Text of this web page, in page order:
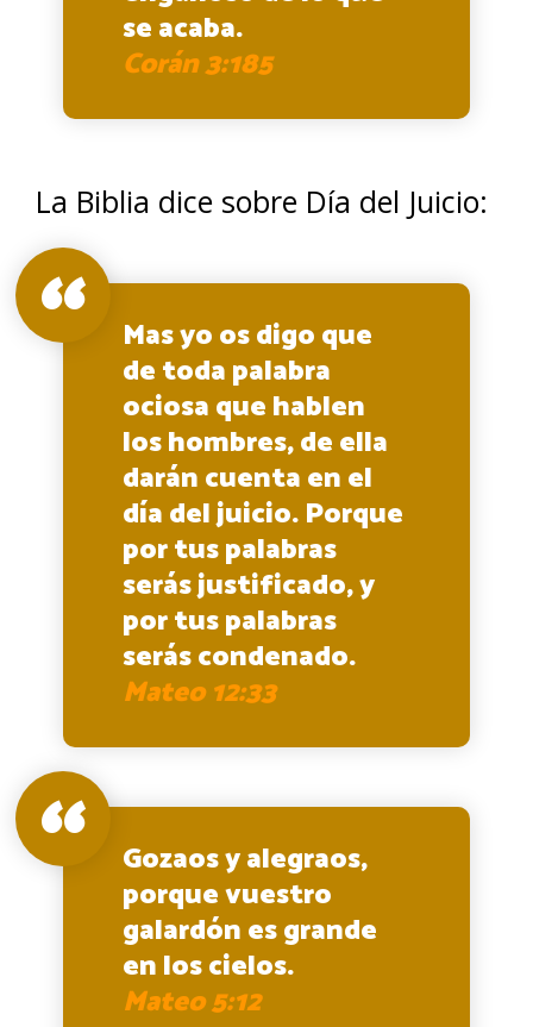
se acaba.
Corán 3:185
La Biblia dice sobre Día del Juicio:
Mas yo os digo que
de toda palabra
ociosa que hablen
los hombres, de ella
darán cuenta en el
día del juicio. Porque
por tus palabras
serás justificado, y
por tus palabras
serás condenado.
Mateo 12:33
Gozaos y alegraos,
porque vuestro
galardón es grande
en los cielos.
Mateo 5:12